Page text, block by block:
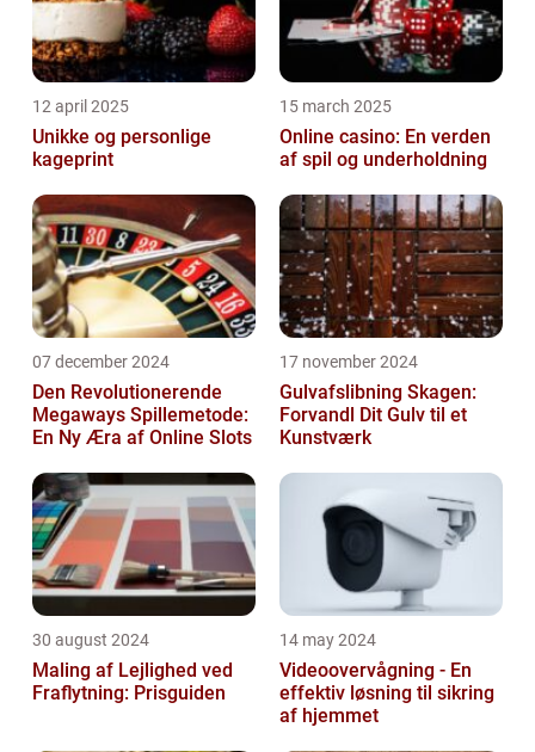
12 april 2025
Unikke og personlige
kageprint
15 march 2025
Online casino: En verden
af spil og underholdning
07 december 2024
Den Revolutionerende
Megaways Spillemetode:
En Ny Æra af Online Slots
17 november 2024
Gulvafslibning Skagen:
Forvandl Dit Gulv til et
Kunstværk
30 august 2024
Maling af Lejlighed ved
Fraflytning: Prisguiden
14 may 2024
Videoovervågning - En
effektiv løsning til sikring
af hjemmet